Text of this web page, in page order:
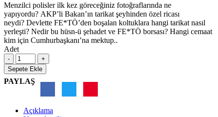
Menzilci polisler ilk kez göreceğiniz fotoğraflarında ne
yapıyordu? AKP’li Bakan’ın tarikat şeyhinden özel ricası
neydi? Devlette FE*TÖ’den boşalan koltuklara hangi tarikat nasıl
yerleşti? Nedir bu hüsn-ü şehadet ve FE*TÖ borsası? Hangi cemaat
kim için Cumhurbaşkanı’na mektup..
Adet
Sepete Ekle
PAYLAŞ
Açıklama